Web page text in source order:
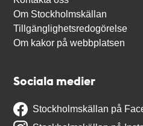
Om Stockholmskällan
Tillgänglighetsredogörelse
Om kakor på webbplatsen
Sociala medier
Stockholmskällan på